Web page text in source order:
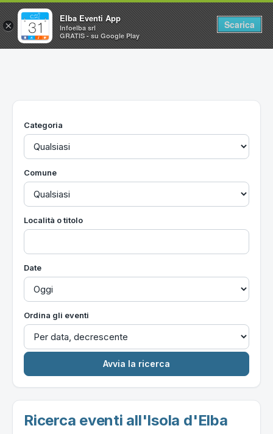
Home
Utilità
Categoria
Comune
Località o titolo
Date
Ordina gli eventi
Ricerca eventi all'Isola d'Elba
×
Elba Eventi App
Infoelba srl
GRATIS - su Google Play
Scarica